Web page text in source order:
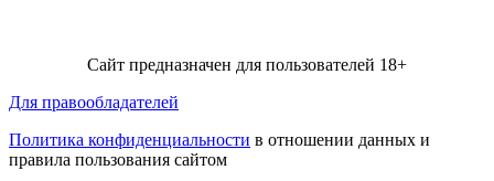
Сайт предназначен для пользователей 18+
Для правообладателей
Политика конфиденциальности в отношении данных и
правила пользования сайтом